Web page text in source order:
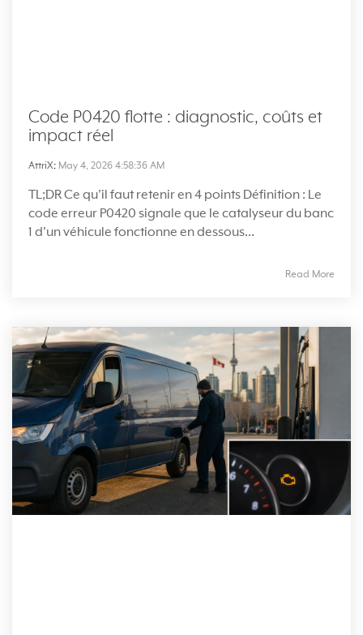
Code P0420 flotte : diagnostic, coûts et
impact réel
AttriX: May 4, 2026 4:58:36 AM
TL;DR Ce qu'il faut retenir en 4 points Définition : Le
code erreur P0420 signale que le catalyseur du banc
1 d'un véhicule fonctionne en dessous...
Read More